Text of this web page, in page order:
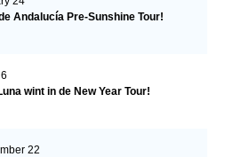
Andalucía Pre-Sunshine Tour!
wint in de New Year Tour!
22